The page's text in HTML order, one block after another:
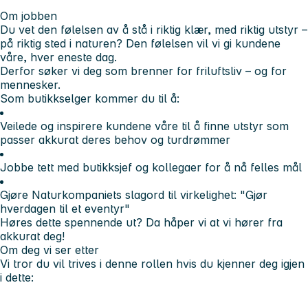
Om jobben
Du vet den følelsen av å stå i riktig klær, med riktig utstyr –
på riktig sted i naturen? Den følelsen vil vi gi kundene
våre, hver eneste dag.
Derfor søker vi deg som brenner for friluftsliv – og for
mennesker.
Som butikkselger kommer du til å:
Veilede og inspirere kundene våre til å finne utstyr som
passer akkurat deres behov og turdrømmer
Jobbe tett med butikksjef og kollegaer for å nå felles mål
Gjøre Naturkompaniets slagord til virkelighet: "Gjør
hverdagen til et eventyr"
Høres dette spennende ut? Da håper vi at vi hører fra
akkurat deg!
Om deg vi ser etter
Vi tror du vil trives i denne rollen hvis du kjenner deg igjen
i dette: